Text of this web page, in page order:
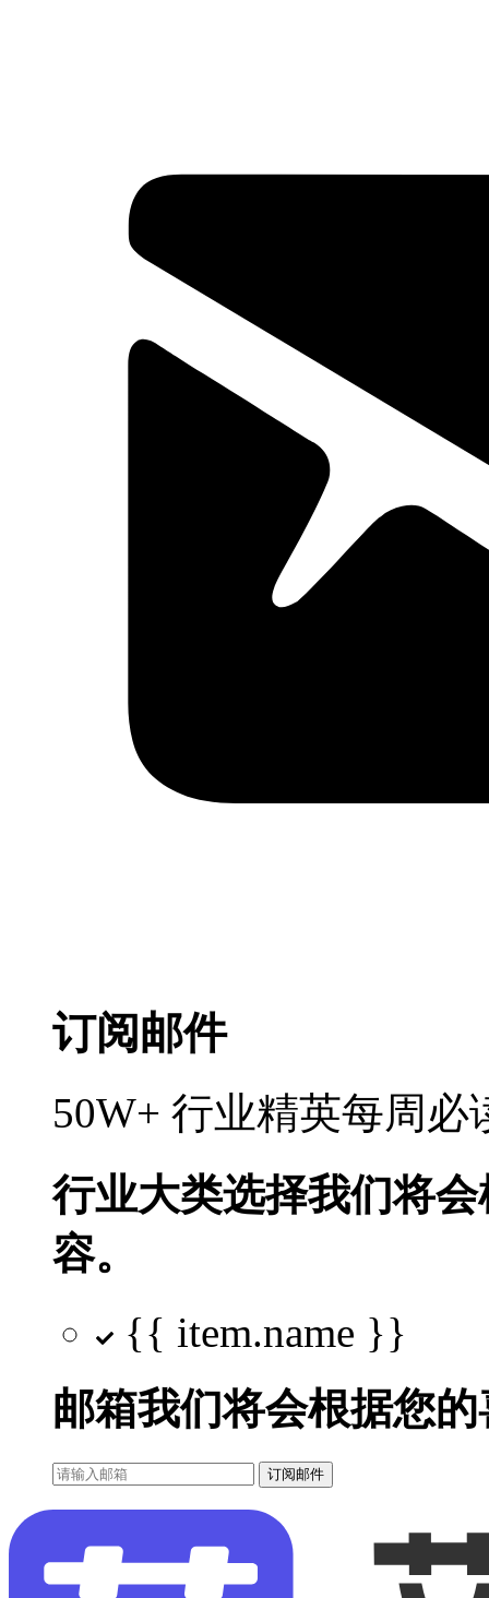
订阅邮件
50W+ 行业精英每周
行业大类选择我们将
容。
{{ item.name }}
邮箱我们将会根据您
订阅邮件